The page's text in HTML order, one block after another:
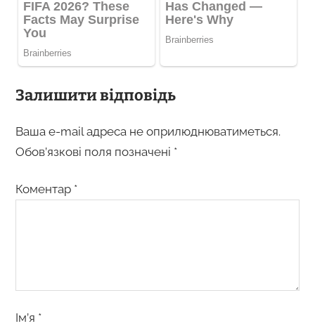
Залишити відповідь
Ваша e-mail адреса не оприлюднюватиметься.
Обов’язкові поля позначені *
Коментар *
Ім’я *